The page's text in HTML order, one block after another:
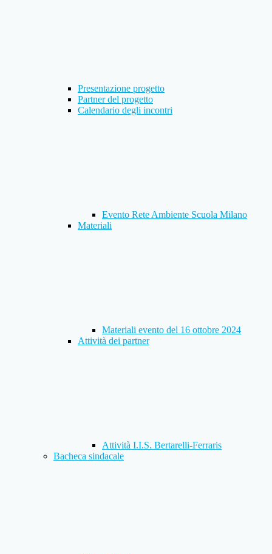
Presentazione progetto
Partner del progetto
Calendario degli incontri
Evento Rete Ambiente Scuola Milano
Materiali
Materiali evento del 16 ottobre 2024
Attività dei partner
Attività I.I.S. Bertarelli-Ferraris
Bacheca sindacale